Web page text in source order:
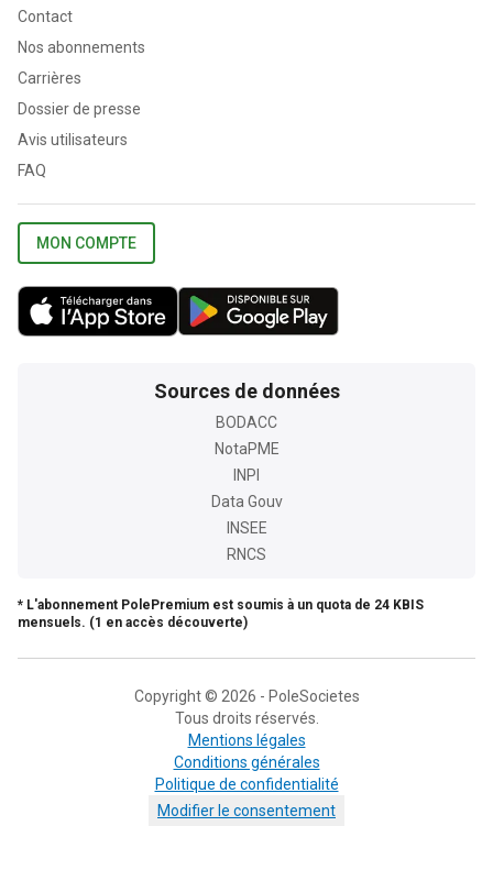
Contact
Nos abonnements
Carrières
Dossier de presse
Avis utilisateurs
FAQ
MON COMPTE
Sources de données
BODACC
NotaPME
INPI
Data Gouv
INSEE
RNCS
* L'abonnement PolePremium est soumis à un quota de 24 KBIS
mensuels. (1 en accès découverte)
Copyright © 2026 - PoleSocietes
Tous droits réservés.
Mentions légales
Conditions générales
Politique de confidentialité
Modifier le consentement